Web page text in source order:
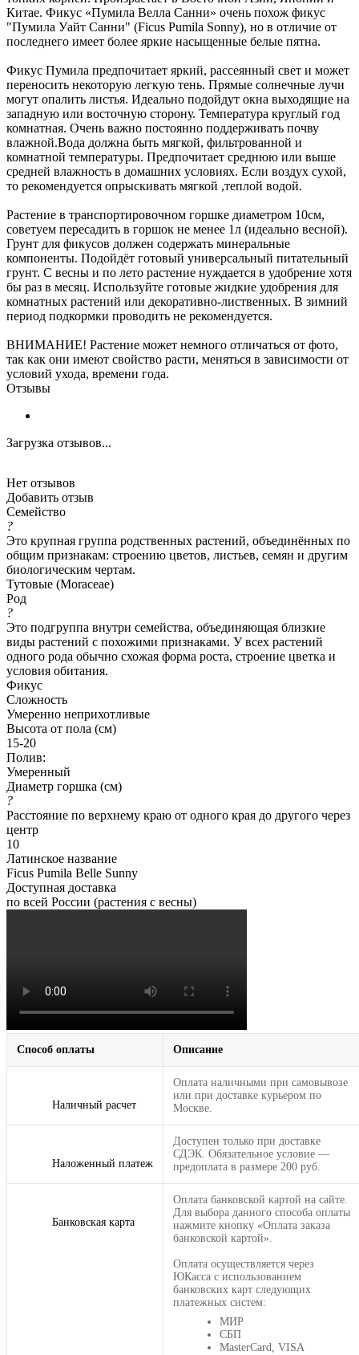
Китае. Фикус «Пумила Велла Санни» очень похож фикус
"Пумила Уайт Санни" (Ficus Pumila Sonny), но в отличие от
последнего имеет более яркие насыщенные белые пятна.
Фикус Пумила предпочитает яркий, рассеянный свет и может
переносить некоторую легкую тень. Прямые солнечные лучи
могут опалить листья. Идеально подойдут окна выходящие на
западную или восточную сторону. Температура круглый год
комнатная. Очень важно постоянно поддерживать почву
влажной.Вода должна быть мягкой, фильтрованной и
комнатной температуры. Предпочитает среднюю или выше
средней влажность в домашних условиях. Если воздух сухой,
то рекомендуется опрыскивать мягкой ,теплой водой.
Растение в транспортировочном горшке диаметром 10см,
советуем пересадить в горшок не менее 1л (идеально весной).
Грунт для фикусов должен содержать минеральные
компоненты. Подойдёт готовый универсальный питательный
грунт. С весны и по лето растение нуждается в удобрение хотя
бы раз в месяц. Используйте готовые жидкие удобрения для
комнатных растений или декоративно-лиственных. В зимний
период подкормки проводить не рекомендуется.
ВНИМАНИЕ! Растение может немного отличаться от фото,
так как они имеют свойство расти, меняться в зависимости от
условий ухода, времени года.
Отзывы
Загрузка отзывов...
Нет отзывов
Добавить отзыв
Семейство
?
Это крупная группа родственных растений, объединённых по
общим признакам: строению цветов, листьев, семян и другим
биологическим чертам.
Тутовые (Moraceae)
Род
?
Это подгруппа внутри семейства, объединяющая близкие
виды растений с похожими признаками. У всех растений
одного рода обычно схожая форма роста, строение цветка и
условия обитания.
Фикус
Сложность
Умеренно неприхотливые
Высота от пола (см)
15-20
Полив:
Умеренный
Диаметр горшка (см)
?
Расстояние по верхнему краю от одного края до другого через
центр
10
Латинское название
Ficus Pumila Belle Sunny
Доступная доставка
по всей России (растения с весны)
Способ оплаты Описание
Наличный расчет
Оплата наличными при самовывозе
или при доставке курьером по
Москве.
Наложенный платеж
Доступен только при доставке
СДЭК. Обязательное условие —
предоплата в размере 200 руб.
Банковская карта
Оплата банковской картой на сайте.
Для выбора данного способа оплаты
нажмите кнопку «Оплата заказа
банковской картой».
Оплата осуществляется через
ЮКасса с использованием
банковских карт следующих
платежных систем:
МИР
СБП
MasterCard, VISA